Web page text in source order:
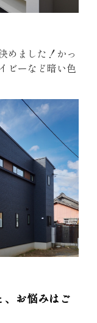
めました！かっ
ビーなど暗い色
、お悩みはご